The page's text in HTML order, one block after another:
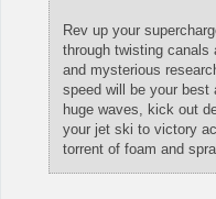
Rev up your
through twisting
and mysterious
speed will be your
huge waves, kick out
your jet ski to victory
torrent of foam and